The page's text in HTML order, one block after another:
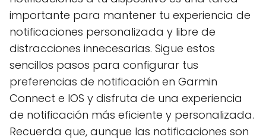
importante para mantener tu experiencia de
notificaciones personalizada y libre de
distracciones innecesarias. Sigue estos
sencillos pasos para configurar tus
preferencias de notificación en Garmin
Connect e IOS y disfruta de una experiencia
de notificación más eficiente y personalizada.
Recuerda que, aunque las notificaciones son